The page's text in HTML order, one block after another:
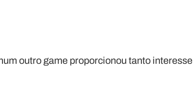
outro game proporcionou tanto interesse